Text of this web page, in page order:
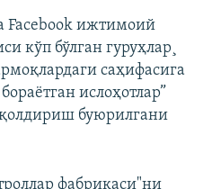
Facebook ижтимоий
кўп бўлган гуруҳлар¸
саҳифасига
ислоҳотлар”
буюрилгани
фабрикаси"ни